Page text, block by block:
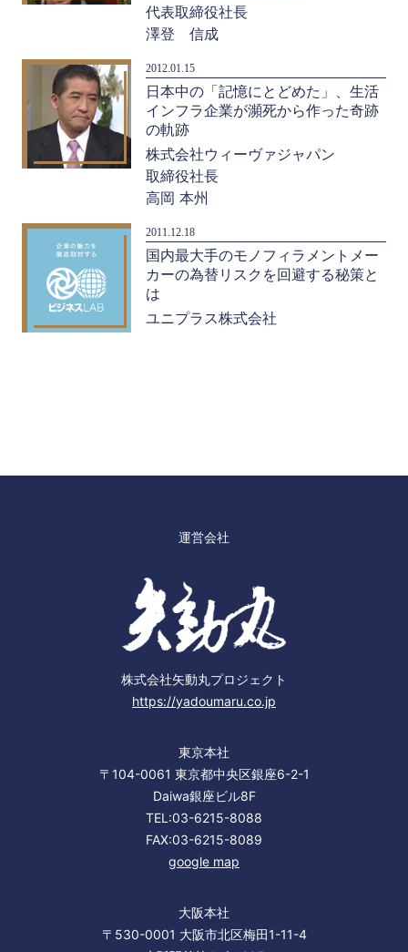
代表取締役社長
澤登 信成
2012.01.15
日本中の「記憶にとどめた」、生活
インフラ企業が瀕死から作った奇跡
の軌跡
株式会社ウィーヴァジャパン
取締役社長
高岡 本州
2011.12.18
国内最大手のモノフィラメントメー
カーの為替リスクを回避する秘策と
は
ユニプラス株式会社
運営会社
株式会社矢動丸プロジェクト
https://yadoumaru.co.jp
東京本社
〒104-0061 東京都中央区銀座6-2-1
Daiwa銀座ビル8F
TEL:03-6215-8088
FAX:03-6215-8089
google map
大阪本社
〒530-0001 大阪市北区梅田1-11-4